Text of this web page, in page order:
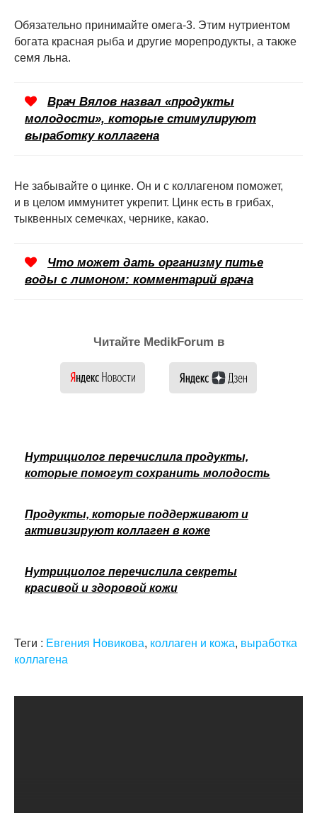
Обязательно принимайте омега-3. Этим нутриентом
богата красная рыба и другие морепродукты, а также
семя льна.
Врач Вялов назвал «продукты
молодости», которые стимулируют
выработку коллагена
Не забывайте о цинке. Он и с коллагеном поможет,
и в целом иммунитет укрепит. Цинк есть в грибах,
тыквенных семечках, чернике, какао.
Что может дать организму питье
воды с лимоном: комментарий врача
Читайте MedikForum в
Нутрициолог перечислила продукты,
которые помогут сохранить молодость
Продукты, которые поддерживают и
активизируют коллаген в коже
Нутрициолог перечислила секреты
красивой и здоровой кожи
Теги : Евгения Новикова, коллаген и кожа, выработка
коллагена